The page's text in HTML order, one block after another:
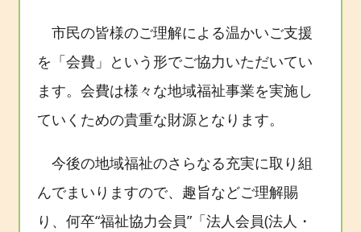
市民の皆様のご理解による温かいご支援
を「会費」という形でご協力いただいてい
ます。会費は様々な地域福祉事業を実施し
ていくための貴重な財源となります。
今後の地域福祉のさらなる充実に取り組
んでまいりますので、趣旨などご理解賜
り、何卒“福祉協力会員”「法人会員(法人・